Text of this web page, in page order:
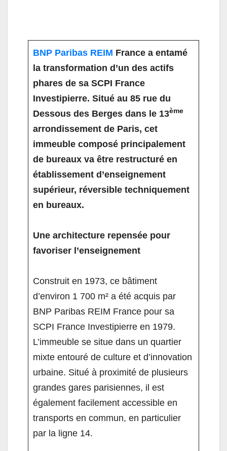
BNP Paribas REIM France a entamé
la transformation d’un des actifs
phares de sa SCPI France
Investipierre. Situé au 85 rue du
Dessous des Berges dans le 13ème
arrondissement de Paris, cet
immeuble composé principalement
de bureaux va être restructuré en
établissement d’enseignement
supérieur, réversible techniquement
en bureaux.
Une architecture repensée pour
favoriser l’enseignement
Construit en 1973, ce bâtiment
d’environ 1 700 m² a été acquis par
BNP Paribas REIM France pour sa
SCPI France Investipierre en 1979.
L’immeuble se situe dans un quartier
mixte entouré de culture et d’innovation
urbaine. Situé à proximité de plusieurs
grandes gares parisiennes, il est
également facilement accessible en
transports en commun, en particulier
par la ligne 14.